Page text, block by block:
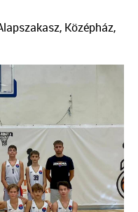
Középház,